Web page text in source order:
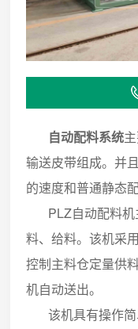
自动配料系统
输送皮带组成。并
的速度和普通静态
PLZ自动配料机
料、给料。该机采
控制主料仓定量供
机自动送出。
该机具有操作简